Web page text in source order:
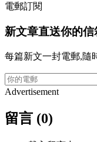
電郵訂閱
新文章直送你的信
每篇新文一封電郵,隨
Advertisement
留言 (0)